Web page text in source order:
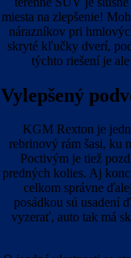
miesta na zlepšenie!
nárazníkov pri
skryté kľučky dverí,
týchto riešení je
Vylepšený
KGM Rexton je
rebrinový rám šasi, ku
Poctivým je tiež
predných kolies. Aj
celkom správne
posádkou sú usadení
vyzerať, auto tak má